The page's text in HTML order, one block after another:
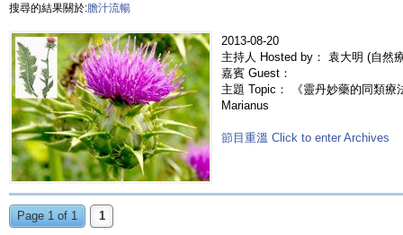
搜尋的結果關於:膽汁流暢
2013-08-20
主持人 Hosted by： 袁大明 (自然
嘉賓 Guest：
主題 Topic： 《靈丹妙藥的同類
Marianus
節目重溫 Click to enter Archives
Page 1 of 1 1